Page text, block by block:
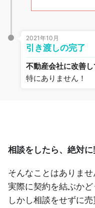
2021年10月
引き渡しの完了
不動産会社に改善
特にありません！
相談をしたら、絶対
そんなことはありませ
実際に契約を結ぶかど
しかし相談をせずに